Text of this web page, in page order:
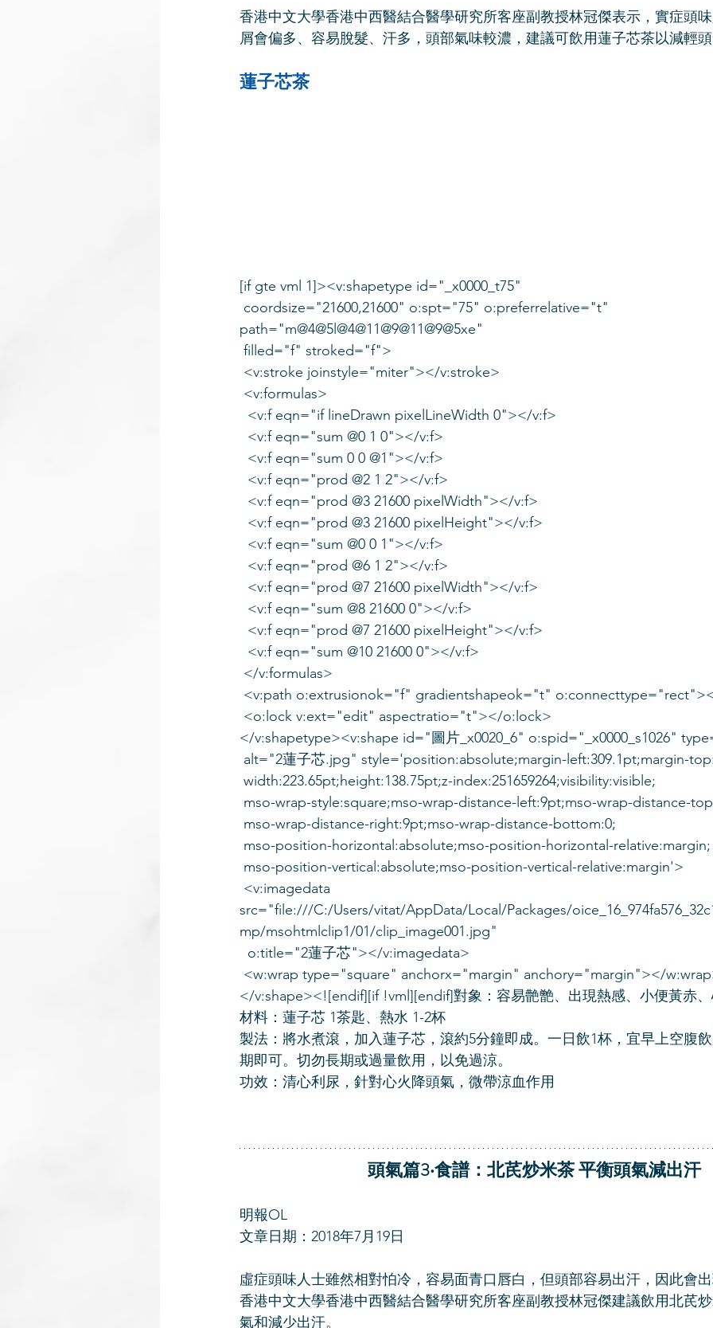
香港中文大學香港中西醫結合醫學研究所客座副教授林冠傑表示，實症頭
屑會偏多、容易脫髮、汗多，頭部氣味較濃，建議可飲用蓮子芯茶以減輕
蓮子芯茶
[if gte vml 1]><v:shapetype id="_x0000_t75"
path="m@4@5l@4@11@9@11@9@5xe"
filled="f" stroked="f">
<v:stroke joinstyle="miter"></v:stroke>
<v:formulas>
  <v:f eqn="if lineDrawn pixelLineWidth 0"></v:f>
  <v:f eqn="sum @0 1 0"></v:f>
  <v:f eqn="sum 0 0 @1"></v:f>
  <v:f eqn="prod @2 1 2"></v:f>
  <v:f eqn="prod @3 21600 pixelWidth"></v:f>
  <v:f eqn="prod @3 21600 pixelHeight"></v:f>
  <v:f eqn="sum @0 0 1"></v:f>
  <v:f eqn="prod @6 1 2"></v:f>
  <v:f eqn="prod @7 21600 pixelWidth"></v:f>
  <v:f eqn="sum @8 21600 0"></v:f>
  <v:f eqn="prod @7 21600 pixelHeight"></v:f>
  <v:f eqn="sum @10 21600 0"></v:f>
</v:formulas>
<v:path o:extrusionok="f" gradientshapeok="t"
<o:lock v:ext="edit" aspectratio="t"></o:lock>
</v:shapetype><v:shape id="圖片_x0020_6" o:spid="_x0000_s1026"
alt="2蓮子芯.jpg" style='position:absolute;margin-left:309.1pt;margin-
width:223.65pt;height:138.75pt;z-index:251659264;visibility:visible;
mso-wrap-style:square;mso-wrap-distance-left:9pt;mso-wrap-distance-
mso-wrap-distance-right:9pt;mso-wrap-distance-bottom:0;
mso-position-horizontal:absolute;mso-position-horizontal-relative:margin;
mso-position-vertical:absolute;mso-position-vertical-relative:margin'>
src="file:///C:/Users/vitat/AppData/Local/Packages/
mp/msohtmlclip1/01/clip_image001.jpg"
  o:title="2蓮子芯"></v:imagedata>
<w:wrap type="square" anchorx="margin" anchory="margin"></
</v:shape><![endif][if !vml][endif]對象：容易䒐䒏、出現熱感、小便黃赤
材料：蓮子芯 1茶匙、熱水 1-2杯
製法：將水煮滾，加入蓮子芯，滾約5分鐘即成。一日飲1杯，宜早上空腹
期即可。切勿長期或過量飲用，以免過涼。
功效：清心利尿，針對心火降頭氣，微帶涼血作用
頭氣篇3‧食譜：北芪炒米茶 平衡頭氣減出汗
明報OL
文章日期：2018年7月19日
虛症頭味人士雖然相對怕冷，容易面青口唇白，但頭部容易出汗，因此會
香港中文大學香港中西醫結合醫學研究所客座副教授林冠傑建議飲用北芪
氣和減少出汗。